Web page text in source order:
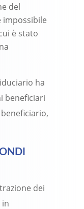
del
impossibile
è stato
ha
beneficiari
dei